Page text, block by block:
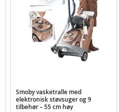
Smoby vasketralle med
elektronisk støvsuger og 9
tilbehør – 55 cm høy